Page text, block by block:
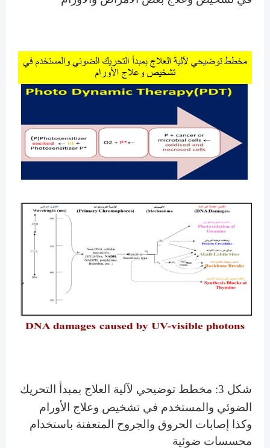
شكل 3: مخطط توضيحي لآلية العلاج بمبدأ التحريك
الضوئي والمستخدم في تشخيص وعلاج الأورام
وكذا إصابات الحروق والجروح المتعفنة باستخدام
محسسات ضوئية